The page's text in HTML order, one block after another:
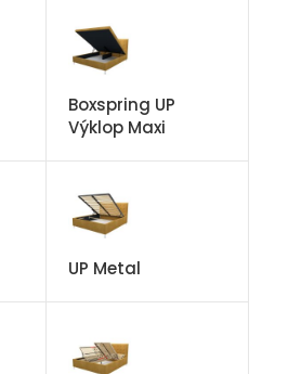
Boxspring UP
Výklop Maxi
UP Metal